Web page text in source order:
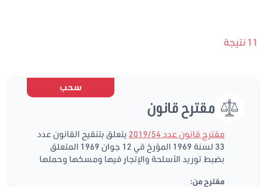
11 نتيجة
سحب
مقترح قانون
مقترح قانون عدد 2019/54
يتعلق بتنقيح القانون عدد
33 لسنة 1969 المؤرخ قي 12 جوان 1969 المتعلق
بضبط توريد الأسلحة والإتجار فيها ومسكها وحملها
مقترح من: